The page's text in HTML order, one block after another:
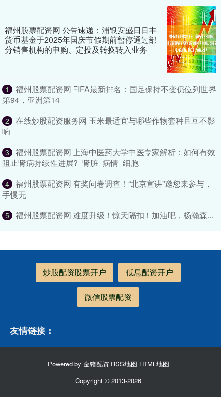
福州股票配资网 公告速递：浦银安盛日日丰
货币基金于2025年国庆节假期前暂停通过部
分销售机构的申购、定投及转换转入业务
1
福州股票配资网 FIFA最新排名：国足保持不变仍位列世界
第94，亚洲第14
2
在线炒股配资服务网 玉米最适宜与哪些作物套种且互不影
响
3
福州股票配资网 上海中医药大学中医专家解析：如何有效
阻止肾病持续性进展?_肾脏_病情_细胞
4
福州股票配资网 有奖问卷调查！“北京宣讲”邀您来参与，
手慢无
5 福州股票配资网 难度升级！惊天隔扣！加油吧，杨瀚森...
炒股配资股票开户 低息配资开户
微信股票配资
友情链接：
Powered by 金猪配资 RSS地图 HTML地图
Copyright © 2013-2026